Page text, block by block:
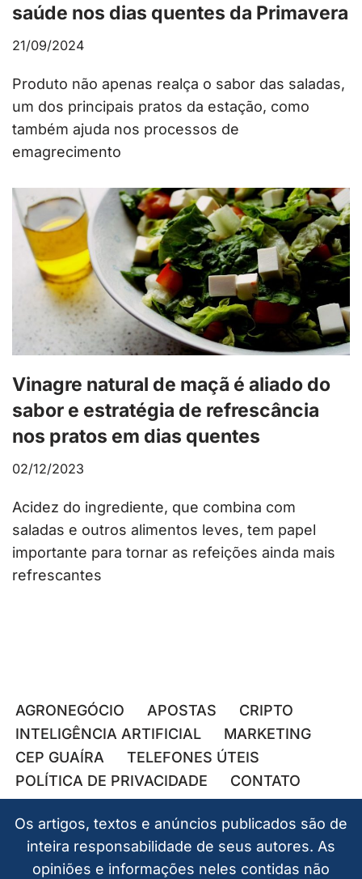
saúde nos dias quentes da Primavera
21/09/2024
Produto não apenas realça o sabor das saladas,
um dos principais pratos da estação, como
também ajuda nos processos de
emagrecimento
Vinagre natural de maçã é aliado do
sabor e estratégia de refrescância
nos pratos em dias quentes
02/12/2023
Acidez do ingrediente, que combina com
saladas e outros alimentos leves, tem papel
importante para tornar as refeições ainda mais
refrescantes
AGRONEGÓCIO APOSTAS
CRIPTO
INTELIGÊNCIA ARTIFICIAL
MARKETING
CEP GUAÍRA
TELEFONES ÚTEIS
POLÍTICA DE PRIVACIDADE
CONTATO
Os artigos, textos e anúncios publicados são de
inteira responsabilidade de seus autores. As
opiniões e informações neles contidas não